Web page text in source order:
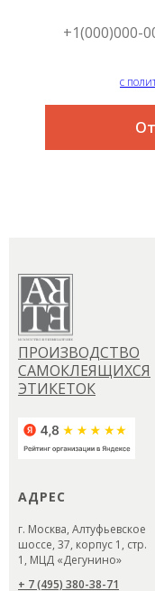
с
г. Москва, Алтуфьевское
шоссе, 37, корпус 1, стр.
1, МЦД «Дегунино»
+ 7 (495) 380-38-71
ПРОИЗВОДСТВО
САМОКЛЕЯЩИХСЯ
ЭТИКЕТОК
АДРЕС